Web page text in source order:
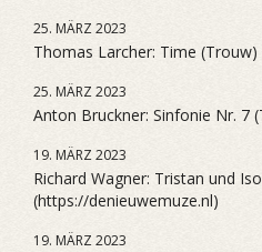
25. MÄRZ 2023
Thomas Larcher: Time (Trouw)
25. MÄRZ 2023
Anton Bruckner: Sinfonie Nr. 7
19. MÄRZ 2023
Richard Wagner: Tristan und
(https://denieuwemuze.nl)
19. MÄRZ 2023